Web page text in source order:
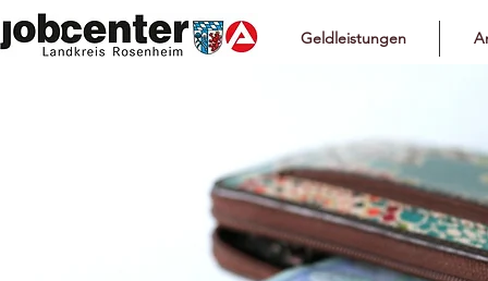
Geldleistungen